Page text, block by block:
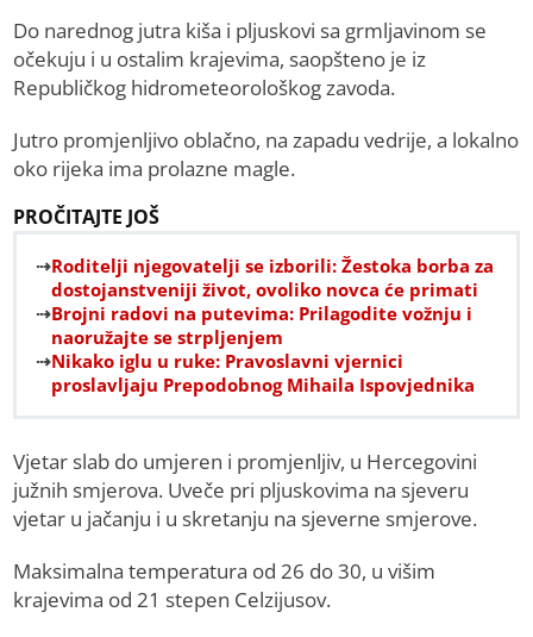
Do narednog jutra kiša i pljuskovi sa grmljavinom se
očekuju i u ostalim krajevima, saopšteno je iz
Republičkog hidrometeorološkog zavoda.
Jutro promjenljivo oblačno, na zapadu vedrije, a lokalno
oko rijeka ima prolazne magle.
PROČITAJTE JOŠ
Roditelji njegovatelji se izborili: Žestoka borba za
dostojanstveniji život, ovoliko novca će primati
Brojni radovi na putevima: Prilagodite vožnju i
naoružajte se strpljenjem
Nikako iglu u ruke: Pravoslavni vjernici
proslavljaju Prepodobnog Mihaila Ispovjednika
Vjetar slab do umjeren i promjenljiv, u Hercegovini
južnih smjerova. Uveče pri pljuskovima na sjeveru
vjetar u jačanju i u skretanju na sjeverne smjerove.
Maksimalna temperatura od 26 do 30, u višim
krajevima od 21 stepen Celzijusov.